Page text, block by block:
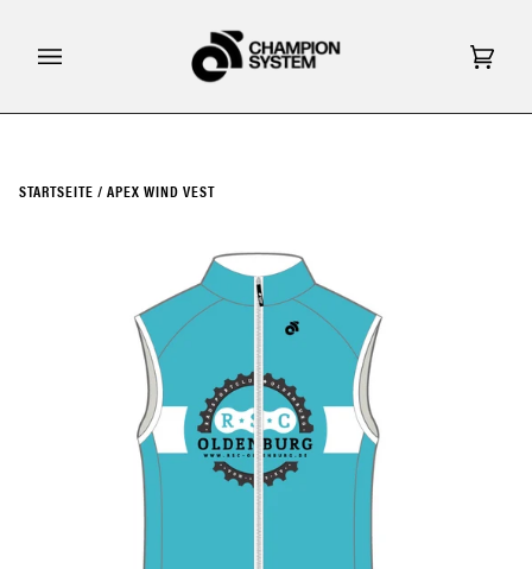
Inhalt
STARTSEITE / APEX WIND VEST